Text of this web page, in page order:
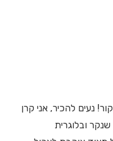
נעים להכיר, אני קרן
2009), בוגרת שנקר ובלוגרית